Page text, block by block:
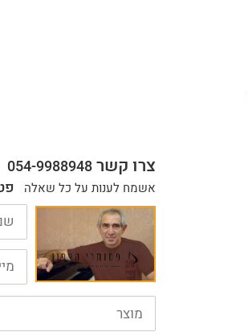
צרו קשר054-9988948
אשמח לענות על כל שאלה